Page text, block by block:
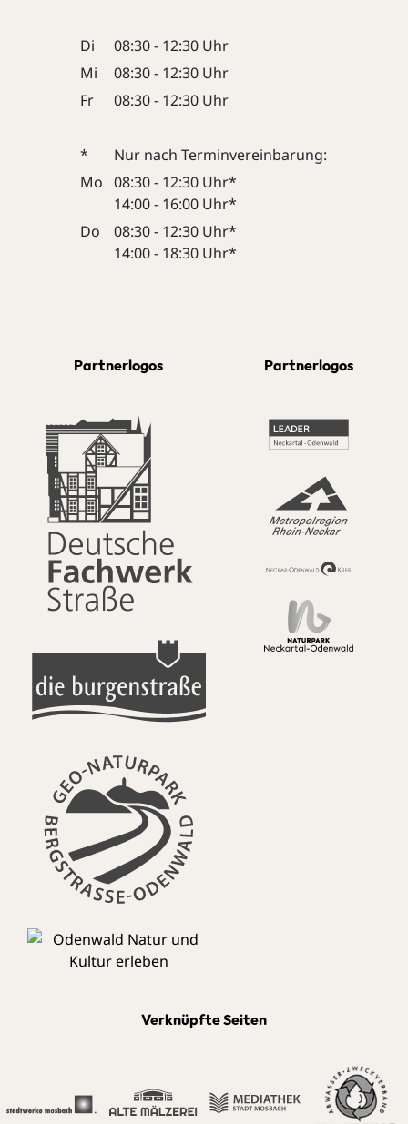
Di
08:30 - 12:30 Uhr
Mi
08:30 - 12:30 Uhr
Fr
08:30 - 12:30 Uhr
*
Nur nach Terminvereinbarung:
Mo 08:30 - 12:30 Uhr*
14:00 - 16:00 Uhr*
Do
08:30 - 12:30 Uhr*
14:00 - 18:30 Uhr*
Partnerlogos Partnerlogos
Verknüpfte Seiten